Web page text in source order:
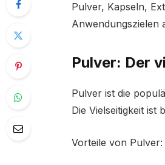
Pulver, Kapseln,
Anwendungszielen
Pulver: Der
Pulver ist die
Die Vielseitigkeit ist
Vorteile von Pulver: